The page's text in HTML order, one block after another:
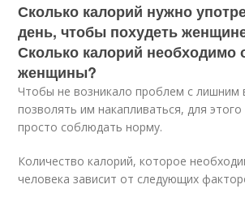
Сколько калорий нужно
день, чтобы похудеть
Сколько калорий необходимо
женщины?
Чтобы не возникало проблем с лишним
позволять им накапливаться, для
просто соблюдать норму.
Количество калорий, которое
человека зависит от следующих